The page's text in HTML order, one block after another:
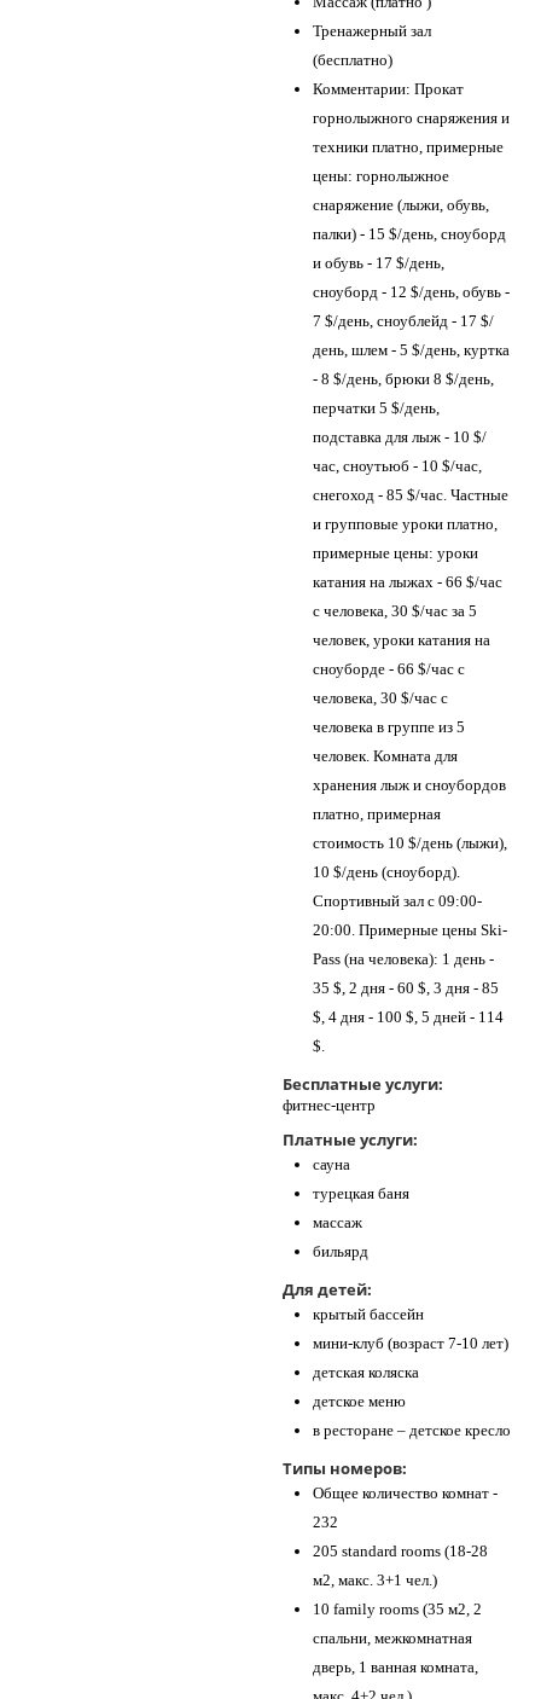
Тренажерный зал
(бесплатно)
Комментарии: Прокат
горнолыжного снаряжения и
техники платно, примерные
цены: горнолыжное
снаряжение (лыжи, обувь,
палки) - 15 $/день, сноуборд
и обувь - 17 $/день,
сноуборд - 12 $/день, обувь -
7 $/день, сноублейд - 17 $/
день, шлем - 5 $/день, куртка
- 8 $/день, брюки 8 $/день,
перчатки 5 $/день,
подставка для лыж - 10 $/
час, сноутьюб - 10 $/час,
снегоход - 85 $/час. Частные
и групповые уроки платно,
примерные цены: уроки
катания на лыжах - 66 $/час
с человека, 30 $/час за 5
человек, уроки катания на
сноуборде - 66 $/час с
человека, 30 $/час с
человека в группе из 5
человек. Комната для
хранения лыж и сноубордов
платно, примерная
стоимость 10 $/день (лыжи),
10 $/день (сноуборд).
Спортивный зал с 09:00-
20:00. Примерные цены Ski-
Pass (на человека): 1 день -
35 $, 2 дня - 60 $, 3 дня - 85
$, 4 дня - 100 $, 5 дней - 114
$.
Бесплатные услуги:
фитнес-центр
Платные услуги:
сауна
турецкая баня
массаж
бильярд
Для детей:
крытый бассейн
мини-клуб (возраст 7-10 лет)
детская коляска
детское меню
в ресторане – детское кресло
Типы номеров:
Общее количество комнат -
232
205 standard rooms (18-28
м2, макс. 3+1 чел.)
10 family rooms (35 м2, 2
спальни, межкомнатная
дверь, 1 ванная комната,